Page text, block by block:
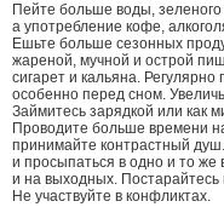
Пейте больше воды, зеленого
а употребление кофе,
Ешьте больше сезонных
жареной, мучной и острой
сигарет и кальяна. Регулярно
особенно перед сном.
Займитесь зарядкой или как
Проводите больше времени
принимайте контрастный
и просыпаться в одно и то же
и на выходных.
Не участвуйте в конфликтах.